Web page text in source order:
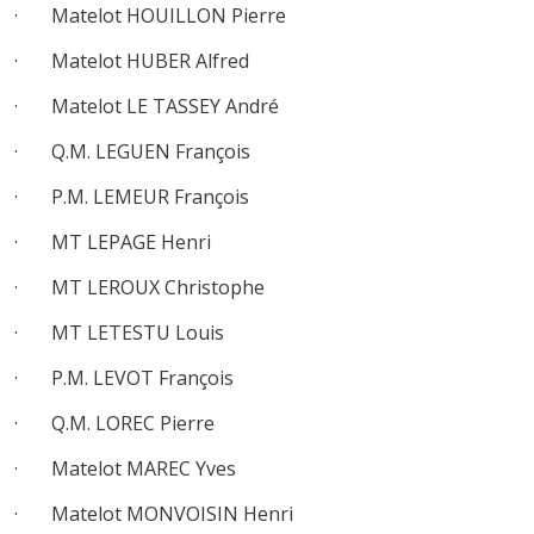
· Matelot HOUILLON Pierre
· Matelot HUBER Alfred
· Matelot LE TASSEY André
· Q.M. LEGUEN François
· P.M. LEMEUR François
· MT LEPAGE Henri
· MT LEROUX Christophe
· MT LETESTU Louis
· P.M. LEVOT François
· Q.M. LOREC Pierre
· Matelot MAREC Yves
· Matelot MONVOISIN Henri